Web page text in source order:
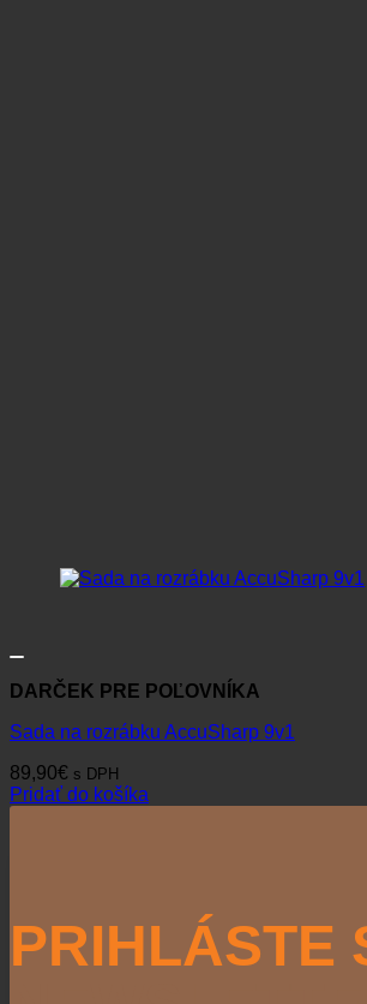
DARČEK PRE POĽOVNÍKA
Sada na rozrábku AccuSharp 9v1
89,90€ s DPH
Pridať do košíka
PRIHLÁSTE